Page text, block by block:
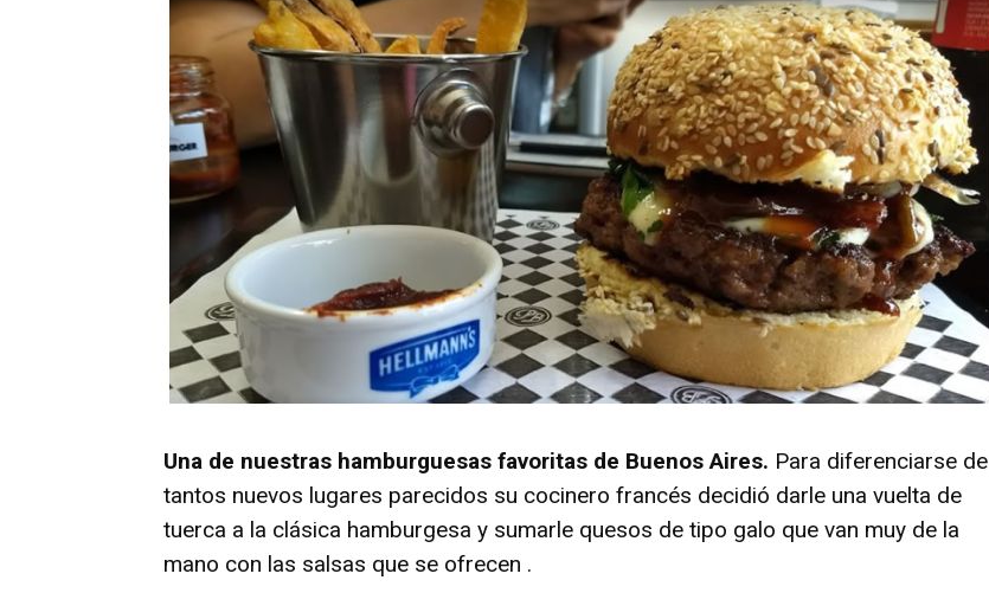
Una de nuestras hamburguesas favoritas de Buenos Aires. Para diferenciarse de
tantos nuevos lugares parecidos su cocinero francés decidió darle una vuelta de
tuerca a la clásica hamburgesa y sumarle quesos de tipo galo que van muy de la
mano con las salsas que se ofrecen .